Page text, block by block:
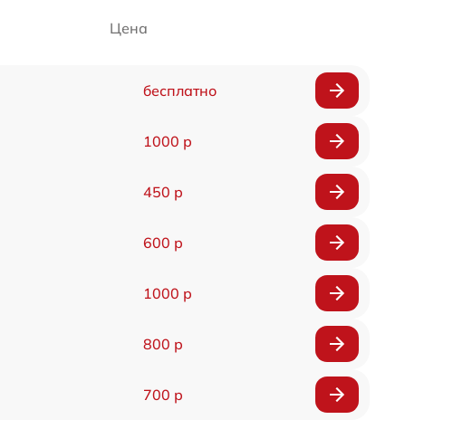
Цена
бесплатно
1000 р
450 р
600 р
1000 р
800 р
700 р